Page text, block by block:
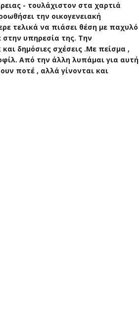
- τουλάχιστον στα χαρτιά
την οικογενειακή
τελικά να πιάσει θέση με παχυλό
υπηρεσία της. Την
δημόσιες σχέσεις .Με πείσμα ,
Από την άλλη λυπάμαι για αυτή
ποτέ , αλλά γίνονται και